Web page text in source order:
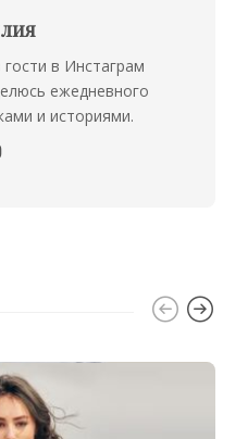
в Инстаграм
ежедневного
и историями.